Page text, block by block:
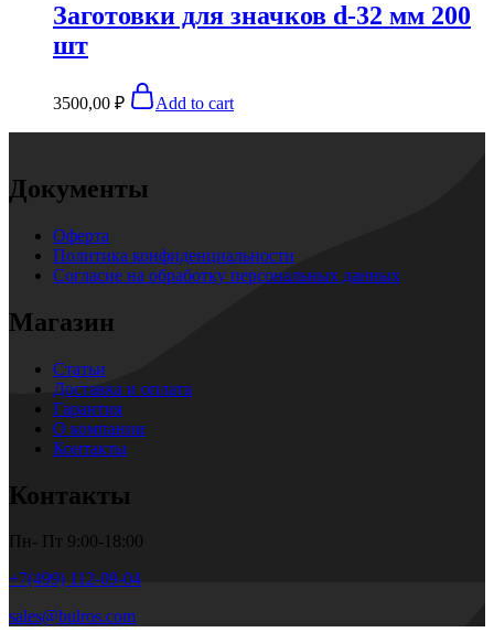
Заготовки для значков d-32 мм 200
шт
3500,00 ₽ Add to cart
Документы
Оферта
Политика конфиденциальности
Согласие на обработку персональных данных
Магазин
Статьи
Доставка и оплата
Гарантия
О компании
Контакты
Контакты
Пн- Пт 9:00-18:00
+7(499) 112-09-04
sales@bulros.com